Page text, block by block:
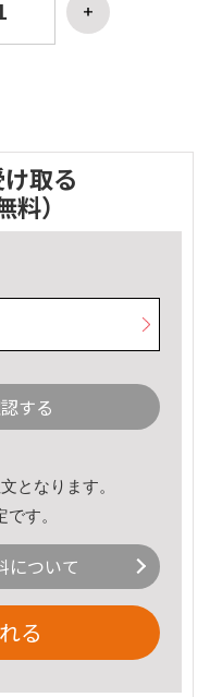
取る
料）
する
となります。
す。
について
る